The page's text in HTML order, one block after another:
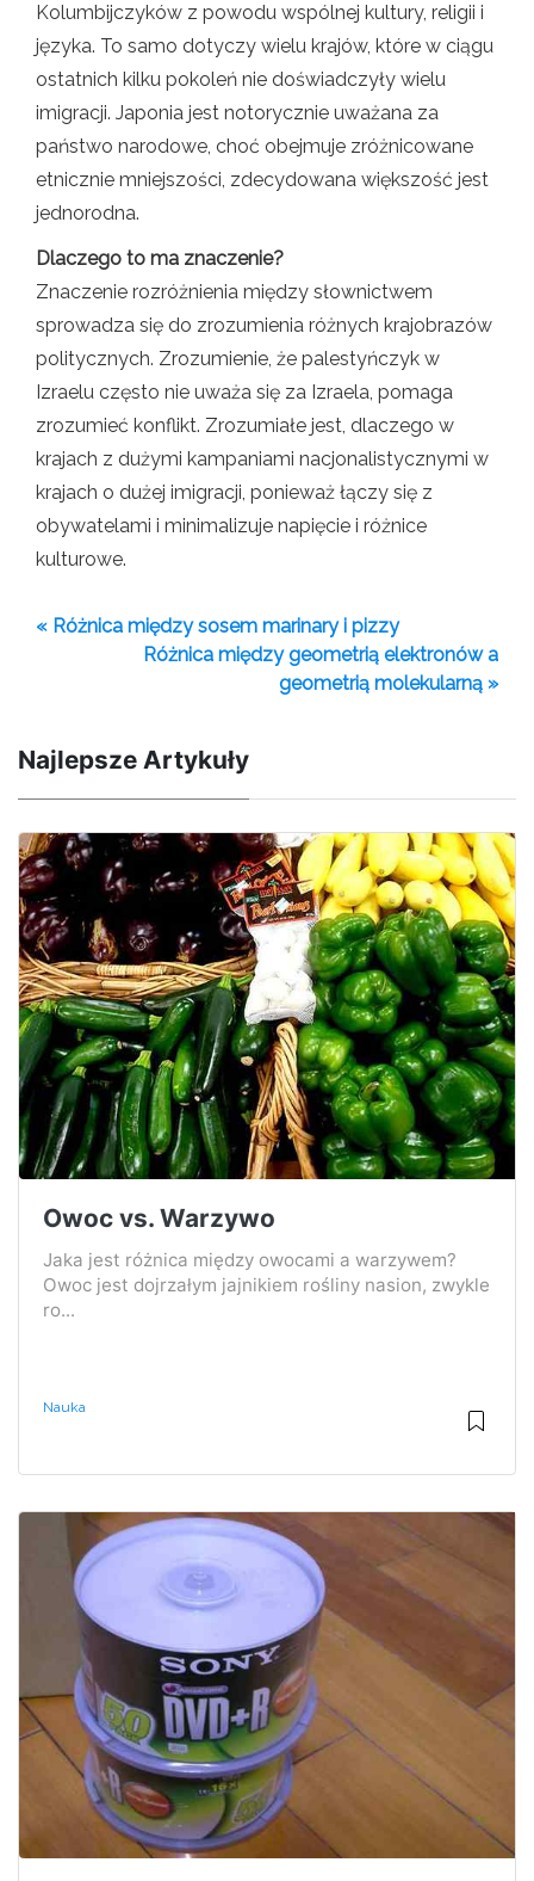
Kolumbijczyków z powodu wspólnej kultury, religii i
języka. To samo dotyczy wielu krajów, które w ciągu
ostatnich kilku pokoleń nie doświadczyły wielu
imigracji. Japonia jest notorycznie uważana za
państwo narodowe, choć obejmuje zróżnicowane
etnicznie mniejszości, zdecydowana większość jest
jednorodna.
Dlaczego to ma znaczenie?
Znaczenie rozróżnienia między słownictwem
sprowadza się do zrozumienia różnych krajobrazów
politycznych. Zrozumienie, że palestyńczyk w
Izraelu często nie uważa się za Izraela, pomaga
zrozumieć konflikt. Zrozumiałe jest, dlaczego w
krajach z dużymi kampaniami nacjonalistycznymi w
krajach o dużej imigracji, ponieważ łączy się z
obywatelami i minimalizuje napięcie i różnice
kulturowe.
« Różnica między sosem marinary i pizzy
Różnica między geometrią elektronów a
geometrią molekularną »
Najlepsze Artykuły
Owoc vs. Warzywo
Jaka jest różnica między owocami a warzywem?
Owoc jest dojrzałym jajnikiem rośliny nasion, zwykle
ro...
Nauka